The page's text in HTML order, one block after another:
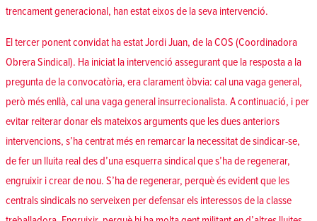
trencament generacional, han estat eixos de la seva intervenció.
El tercer ponent convidat ha estat Jordi Juan, de la COS (Coordinadora
Obrera Sindical). Ha iniciat la intervenció assegurant que la resposta a la
pregunta de la convocatòria, era clarament òbvia: cal una vaga general,
però més enllà, cal una vaga general insurrecionalista. A continuació, i per
evitar reiterar donar els mateixos arguments que les dues anteriors
intervencions, s’ha centrat més en remarcar la necessitat de sindicar-se,
de fer un lluita real des d’una esquerra sindical que s’ha de regenerar,
engruixir i crear de nou. S’ha de regenerar, perquè és evident que les
centrals sindicals no serveixen per defensar els interessos de la classe